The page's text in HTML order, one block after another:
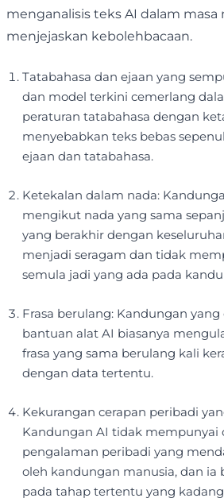
menganalisis teks AI dalam
menjejaskan kebolehbacaan.
Tatabahasa dan ejaan yang
dan model terkini cemerlang
peraturan tatabahasa dengan
menyebabkan teks bebas
ejaan dan tatabahasa.
Ketekalan dalam nada:
mengikut nada yang sama
yang berakhir dengan
menjadi seragam dan tidak
semula jadi yang ada pada
Frasa berulang: Kandungan
bantuan alat AI biasanya
frasa yang sama berulang kali
dengan data tertentu.
Kekurangan cerapan peribadi
Kandungan AI tidak mempunyai
pengalaman peribadi yang
oleh kandungan manusia, dan ia
pada tahap tertentu yang